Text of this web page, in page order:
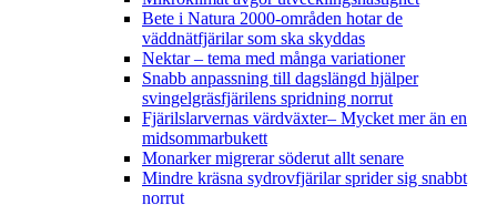
Bete i Natura 2000-områden hotar de
väddnätfjärilar som ska skyddas
Nektar – tema med många variationer
Snabb anpassning till dagslängd hjälper
svingelgräsfjärilens spridning norrut
Fjärilslarvernas värdväxter– Mycket mer än en
midsommarbukett
Monarker migrerar söderut allt senare
Mindre kräsna sydrovfjärilar sprider sig snabbt
norrut